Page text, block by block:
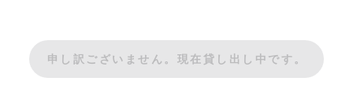
申し訳ございません。現在貸し出し中です。